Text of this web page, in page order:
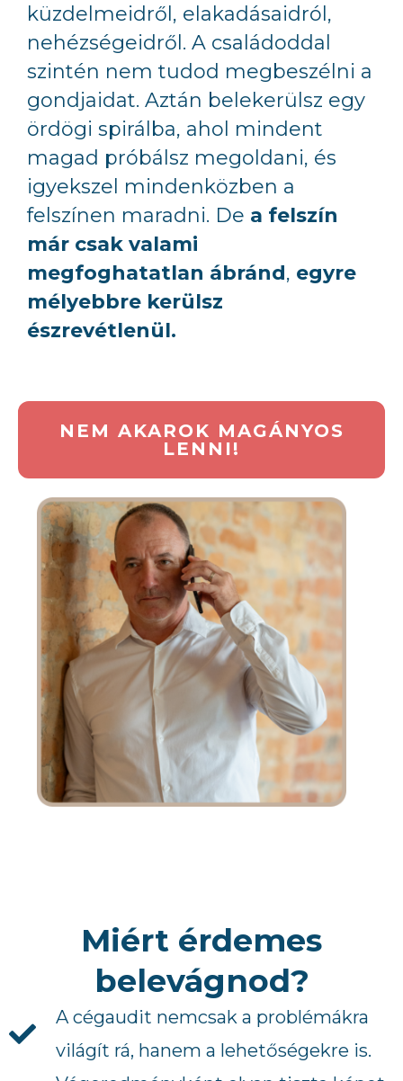
küzdelmeidről, elakadásaidról,
nehézségeidről. A családoddal
szintén nem tudod megbeszélni a
gondjaidat. Aztán belekerülsz egy
ördögi spirálba, ahol mindent
magad próbálsz megoldani, és
igyekszel mindenközben a
felszínen maradni. De a felszín
már csak valami
megfoghatatlan ábránd, egyre
mélyebbre kerülsz
észrevétlenül.
NEM AKAROK MAGÁNYOS
LENNI!
Miért érdemes
belevágnod?
A cégaudit nemcsak a problémákra
világít rá, hanem a lehetőségekre is.